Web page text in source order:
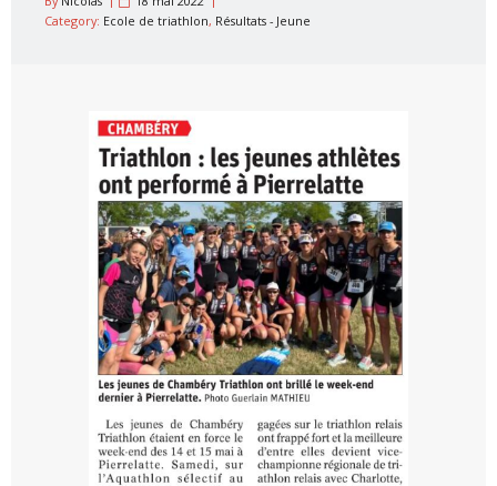
Category: Ecole de triathlon, Résultats - Jeune